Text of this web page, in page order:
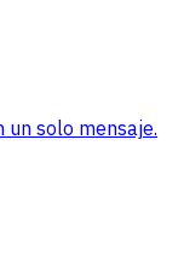
solo mensaje.